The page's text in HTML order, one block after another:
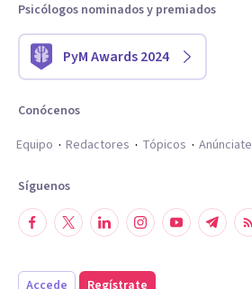
Psicólogos nominados y premiados
PyM Awards 2024
Conócenos
Equipo
Redactores Tópicos Anúnciate
Síguenos
Accede Regístrate